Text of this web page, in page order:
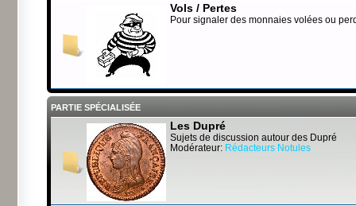
Vols / Pertes
Pour signaler des monnaies volées ou
PARTIE SPÉCIALISÉE
Les Dupré
Sujets de discussion autour des Dupré
Modérateur: Rédacteurs Notules